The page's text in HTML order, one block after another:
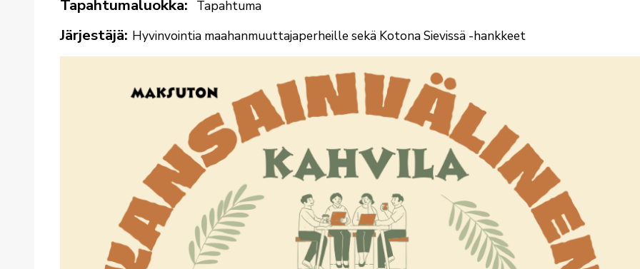
Tapahtumaluokka Tapahtuma
Järjestäjä Hyvinvointia maahanmuuttajaperheille sekä Kotona Sievissä -hankkeet